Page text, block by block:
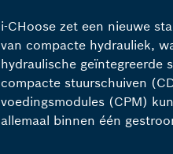
i-CHoose zet een nieuwe
van compacte hydrauliek,
hydraulische geïntegreerde
compacte stuurschuiven
voedingsmodules (CPM)
allemaal binnen één